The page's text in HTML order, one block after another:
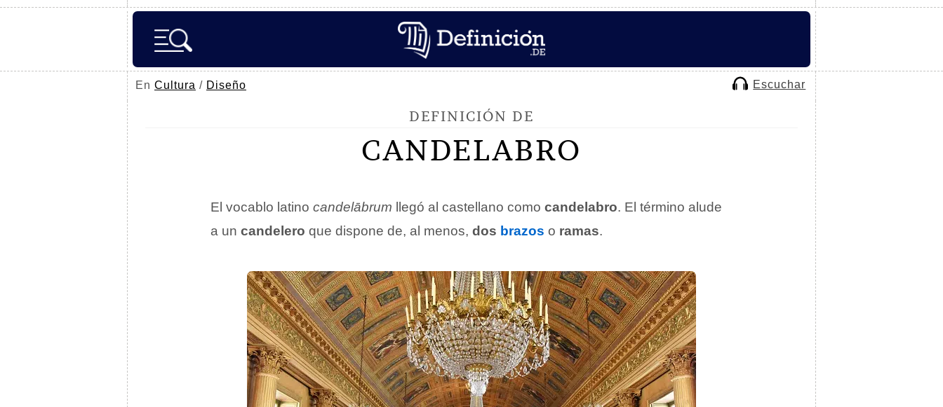
En Cultura / Diseño Escuchar
DEFINICIÓN DE
CANDELABRO
El vocablo latino candelābrum llegó al castellano como candelabro. El término alude
a un candelero que dispone de, al menos, dos brazos o ramas.